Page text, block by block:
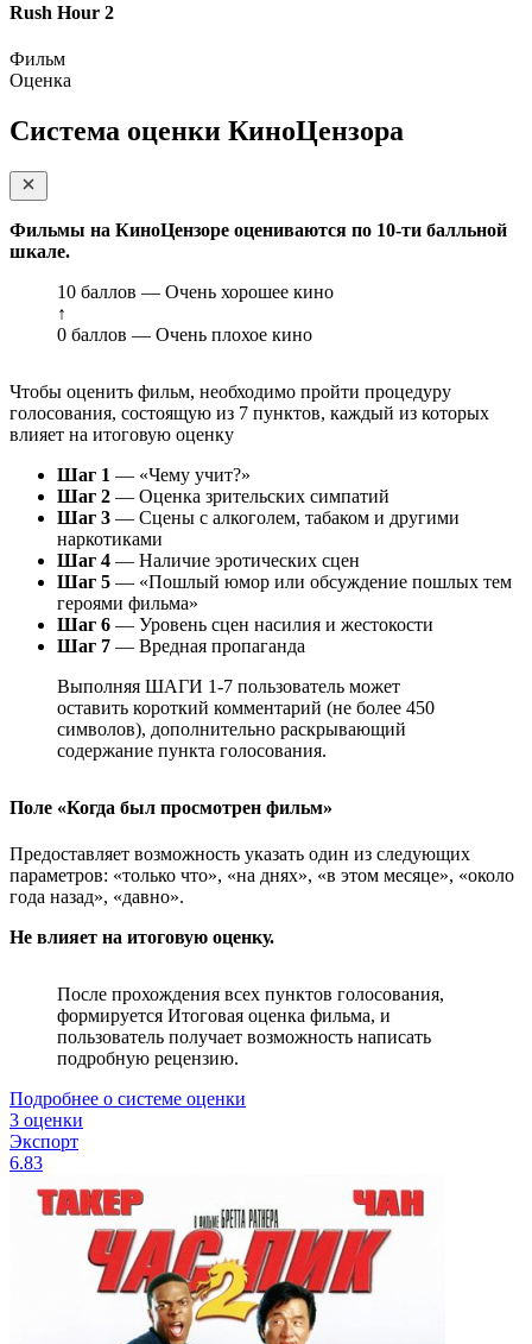
Rush Hour 2
Фильм
Оценка
Система оценки КиноЦензора
Фильмы на КиноЦензоре оцениваются по 10-ти балльной
шкале.
10 баллов — Очень хорошее кино
↑
0 баллов — Очень плохое кино
Чтобы оценить фильм, необходимо пройти процедуру
голосования, состоящую из 7 пунктов, каждый из которых
влияет на итоговую оценку
Шаг 1 — «Чему учит?»
Шаг 2 — Оценка зрительских симпатий
Шаг 3 — Сцены с алкоголем, табаком и другими
наркотиками
Шаг 4 — Наличие эротических сцен
Шаг 5 — «Пошлый юмор или обсуждение пошлых тем
героями фильма»
Шаг 6 — Уровень сцен насилия и жестокости
Шаг 7 — Вредная пропаганда
Выполняя ШАГИ 1-7 пользователь может
оставить короткий комментарий (не более 450
символов), дополнительно раскрывающий
содержание пункта голосования.
Поле «Когда был просмотрен фильм»
Предоставляет возможность указать один из следующих
параметров: «только что», «на днях», «в этом месяце», «около
года назад», «давно».
Не влияет на итоговую оценку.
После прохождения всех пунктов голосования,
формируется Итоговая оценка фильма, и
пользователь получает возможность написать
подробную рецензию.
Подробнее о системе оценки
3 оценки
Экспорт
6.83